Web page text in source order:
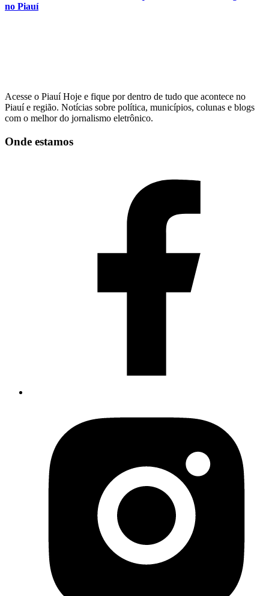
no Piauí
Acesse o Piauí Hoje e fique por dentro de tudo que acontece no
Piauí e região. Notícias sobre política, municípios, colunas e blogs
com o melhor do jornalismo eletrônico.
Onde estamos